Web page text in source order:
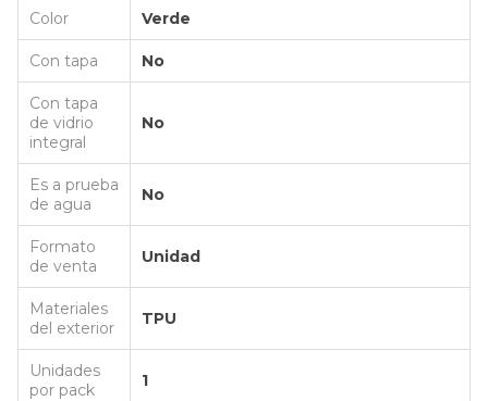
Color Verde
Con tapa No
Con tapa
de vidrio
integral
No
Es a prueba
de agua
No
Formato
de venta
Unidad
Materiales
del exterior
TPU
Unidades
por pack
1